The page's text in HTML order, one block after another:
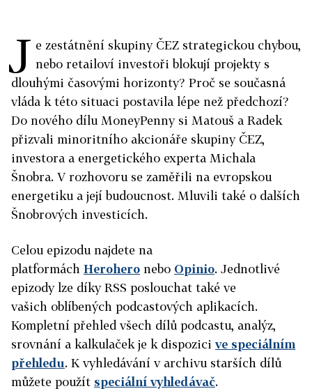
J e zestátnění skupiny ČEZ strategickou chybou,
nebo retailoví investoři blokují projekty s
dlouhými časovými horizonty? Proč se současná
vláda k této situaci postavila lépe než předchozí?
Do nového dílu MoneyPenny si Matouš a Radek
přizvali minoritního akcionáře skupiny ČEZ,
investora a energetického experta Michala
Šnobra. V rozhovoru se zaměřili na evropskou
energetiku a její budoucnost. Mluvili také o dalších
Šnobrových investicích.
Celou epizodu najdete na
platformách Herohero nebo Opinio. Jednotlivé
epizody lze díky RSS poslouchat také ve
vašich oblíbených podcastových aplikacích.
Kompletní přehled všech dílů podcastu, analýz,
srovnání a kalkulaček je k dispozicive speciálním
přehledu. K vyhledávání v archivu starších dílů
můžete použít speciální vyhledávač.